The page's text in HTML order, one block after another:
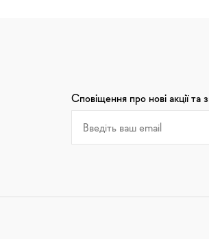
Сповіщення про нові акції та